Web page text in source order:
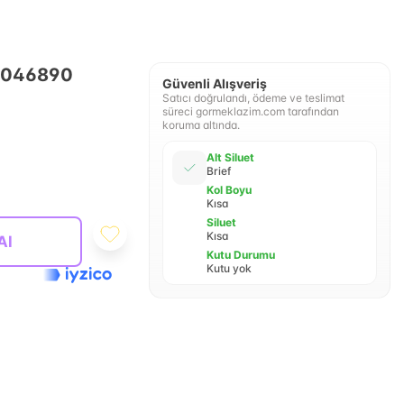
Güvenli Alışveriş
Satıcı doğrulandı, ödeme ve teslimat
süreci gormeklazim.com tarafından
koruma altında.
Alt Siluet
Brief
Kol Boyu
Kısa
Siluet
Kısa
Kutu Durumu
Kutu yok